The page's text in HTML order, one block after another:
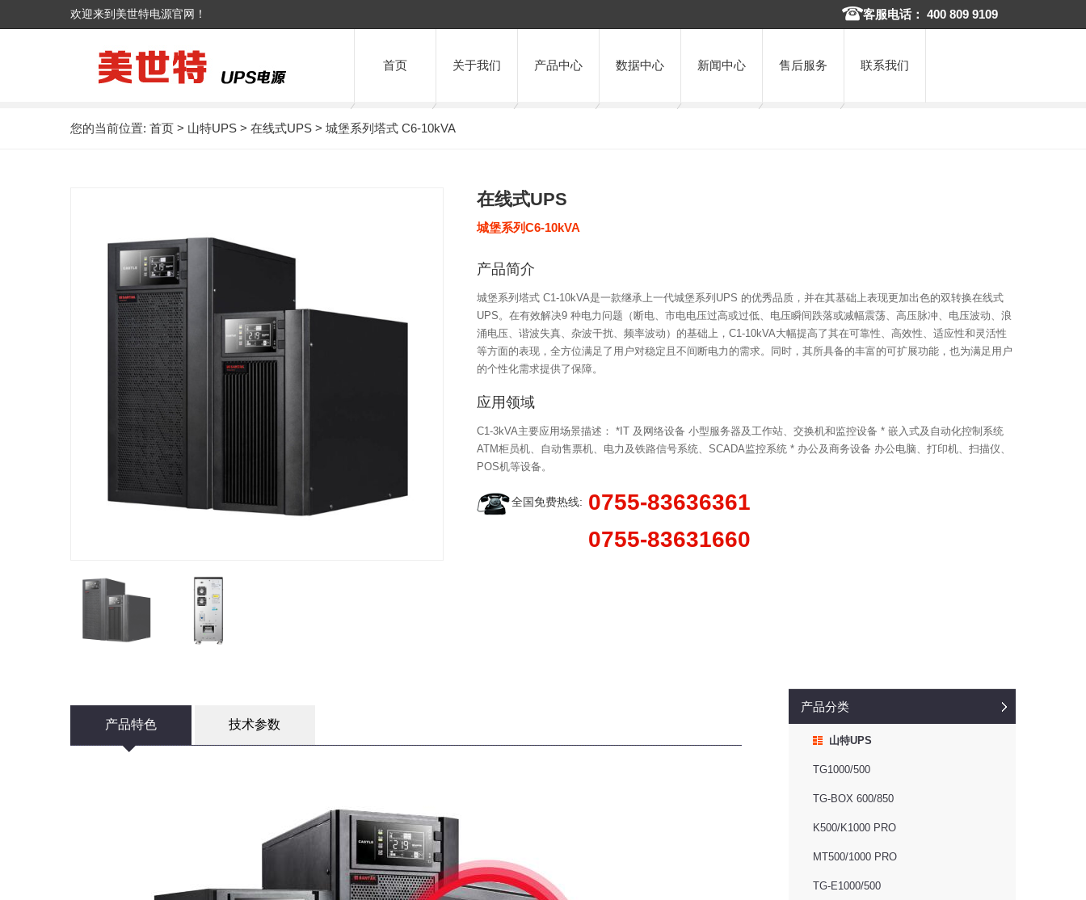
欢迎来到美世特电源官网！ 客服电话： 400 809 9109
首页 关于我们 产品中心 数据中心 新闻中心 售后服务 联系我们
您的当前位置: 首页 > 山特UPS > 在线式UPS > 城堡系列塔式 C6-10kVA
在线式UPS
城堡系列C6-10kVA
产品简介
城堡系列塔式 C1-10kVA是一款继承上一代城堡系列UPS 的优秀品质，并在其基础上表现更加出色的双转换在线式
UPS。在有效解决9 种电力问题（断电、市电电压过高或过低、电压瞬间跌落或减幅震荡、高压脉冲、电压波动、浪
涌电压、谐波失真、杂波干扰、频率波动）的基础上，C1-10kVA大幅提高了其在可靠性、高效性、适应性和灵活性
等方面的表现，全方位满足了用户对稳定且不间断电力的需求。同时，其所具备的丰富的可扩展功能，也为满足用户
的个性化需求提供了保障。
应用领域
C1-3kVA主要应用场景描述： *IT 及网络设备 小型服务器及工作站、交换机和监控设备 * 嵌入式及自动化控制系统
ATM柜员机、自动售票机、电力及铁路信号系统、SCADA监控系统 * 办公及商务设备 办公电脑、打印机、扫描仪、
POS机等设备。
全国免费热线: 0755-83636361
0755-83631660
产品特色 技术参数
产品分类
山特UPS
TG1000/500
TG-BOX 600/850
K500/K1000 PRO
MT500/1000 PRO
TG-E1000/500